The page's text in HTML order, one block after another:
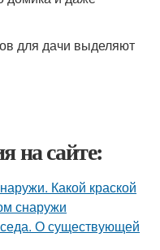
для дачи выделяют
на сайте:
Какой краской
снаружи
О существующей